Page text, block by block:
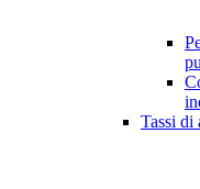
Tassi di